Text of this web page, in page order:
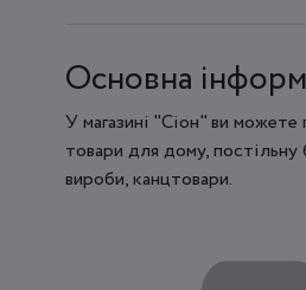
Основна
У магазині "Сіон" ви
товари для дому, постільну
вироби, канцтовари.